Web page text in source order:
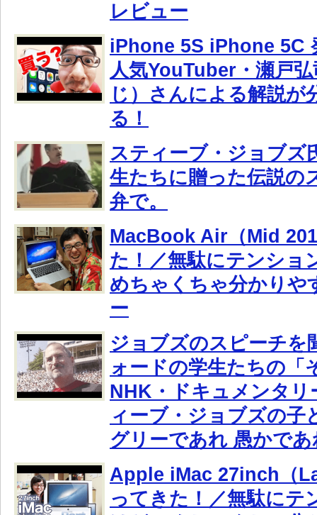
レビュー
iPhone 5S iPhone 5C
人気YouTuber・瀬戸
じ）さんによる解説が
る！
スティーブ・ジョブズ
生たちに贈った伝説の
弁で。
MacBook Air（Mid
た！／無駄にテンショ
めちゃくちゃ分かりや
ー
ジョブズのスピーチを
ォードの学生たちの「
NHK・ドキュメンタリ
ィーブ・ジョブズの子
グリーであれ 愚かであ
Apple iMac 27inch（
ってきた！／無駄にテ